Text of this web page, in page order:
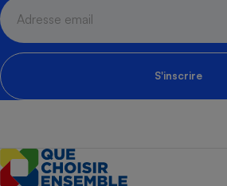
S'inscrire